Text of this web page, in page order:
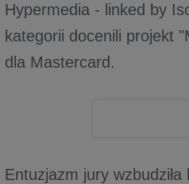
Hypermedia - linked by
kategorii docenili projekt
dla Mastercard.
Entuzjazm jury